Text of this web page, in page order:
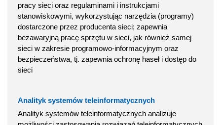
pracy sieci oraz regulaminami i instrukcjami
stanowiskowymi, wykorzystując narzędzia (programy)
dostarczone przez producenta sieci; zapewnia
bezawaryjną pracę sprzętu w sieci, jak również samej
sieci w zakresie programowo-informacyjnym oraz
bezpieczeństwa, tj. zapewnia ochronę haseł i dostęp do
sieci
Analityk systemów teleinformatycznych
Analityk systemów teleinformatycznych analizuje